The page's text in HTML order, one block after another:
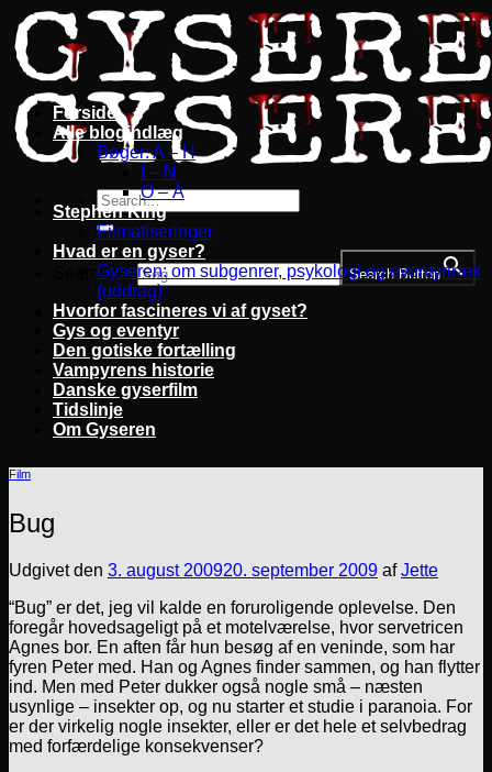
Fortsæt
til
indhold
Search for: Search Button
Forside
Alle blogindlæg
Bøger: A – H
I – N
O – Å
Stephen King
Filmatiseringer
Hvad er en gyser?
Gyseren: om subgenrer, psykologi og eventyrtræk
(uddrag)
Hvorfor fascineres vi af gyset?
Gys og eventyr
Den gotiske fortælling
Vampyrens historie
Danske gyserfilm
Tidslinje
Om Gyseren
Film
Bug
Udgivet den 3. august 200920. september 2009 afJette
“Bug” er det, jeg vil kalde en foruroligende oplevelse. Den
foregår hovedsageligt på et motelværelse, hvor servetricen
Agnes bor. En aften får hun besøg af en veninde, som har
fyren Peter med. Han og Agnes finder sammen, og han flytter
ind. Men med Peter dukker også nogle små – næsten
usynlige – insekter op, og nu starter et studie i paranoia. For
er der virkelig nogle insekter, eller er det hele et selvbedrag
med forfærdelige konsekvenser?